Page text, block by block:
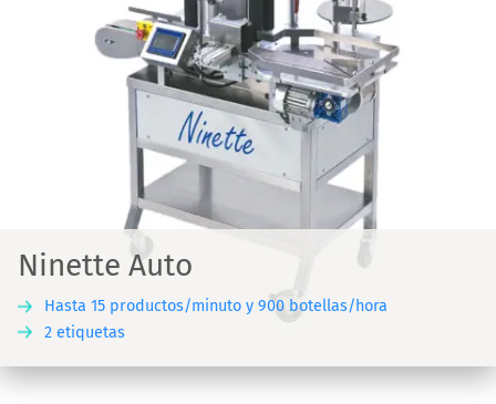
Ninette Auto
Hasta 15 productos/minuto y 900 botellas/hora
2 etiquetas